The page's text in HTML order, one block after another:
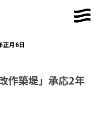
正月6日
作築堤」承応2年